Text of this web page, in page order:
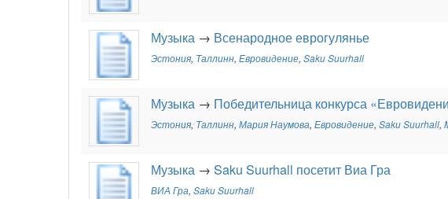
Музыка → Всенародное еврогулянье
Эстония, Таллинн, Евровидение, Saku Suurhall
Музыка → Победительница конкурса
Эстония, Таллинн, Мария Наумова, Евровидение, Saku Suurhall,
Музыка → Saku Suurhall посетит Виа Гра
ВИА Гра, Saku Suurhall